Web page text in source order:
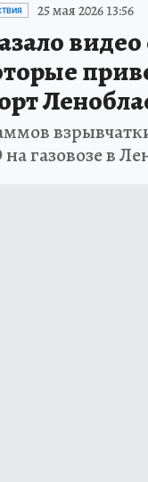
25 мая 2026 13:56
газовозе в